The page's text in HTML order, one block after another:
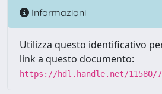
Informazioni
Utilizza questo identificativo
link a questo documento:
https://hdl.handle.net/11580/